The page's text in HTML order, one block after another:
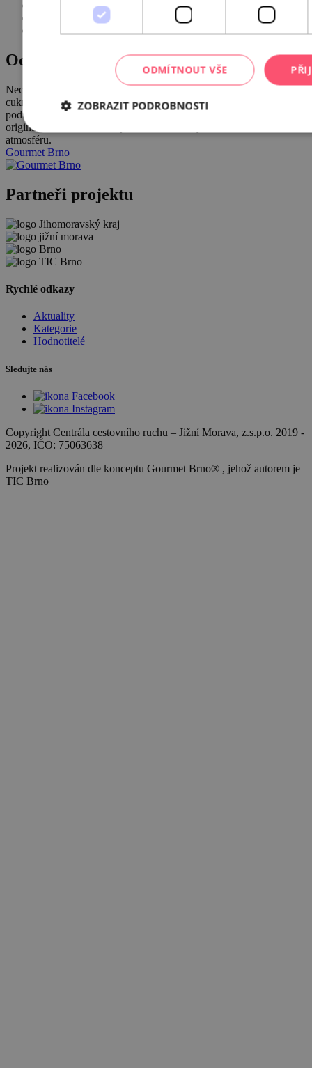
Ochutnejte Brno
Nechte se provést po nejlepších brněnských restauracích a bistrech,
cukrárnách, kavárnách, vinárnách, pivnicích, barech a nových
podnicích v kategorii S sebou. Zaručujeme skvělé chuťové zážitky,
originální kombinace, vždy kvalitní suroviny a autentickou
atmosféru.
Gourmet Brno
Partneři projektu
Rychlé odkazy
Aktuality
Kategorie
Hodnotitelé
Sledujte nás
Copyright Centrála cestovního ruchu – Jižní Morava, z.s.p.o. 2019 -
2026, IČO: 75063638
Projekt realizován dle konceptu Gourmet Brno® , jehož autorem je
TIC Brno
ODMÍTNOUT VŠE
ZOBRAZIT PODROBNOSTI